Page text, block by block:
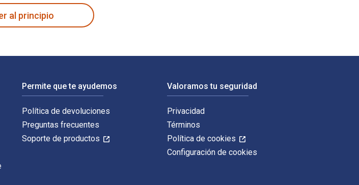
al principio
Permite que te ayudemos
Política de devoluciones
Preguntas frecuentes
Soporte de productos
Valoramos tu seguridad
Privacidad
Términos
Política de cookies
Configuración de cookies